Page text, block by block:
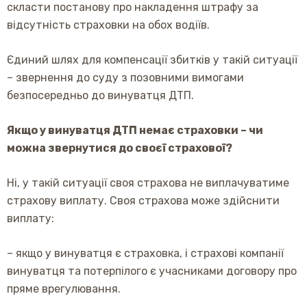
скласти постанову про накладення штрафу за
відсутність страховки на обох водіїв.
Єдиний шлях для компенсації збитків у такій ситуації
– звернення до суду з позовними вимогами
безпосередньо до винуватця ДТП.
Якщо у винуватця ДТП немає страховки – чи
можна звернутися до своєї страхової?
Ні, у такій ситуації своя страхова не виплачуватиме
страхову виплату. Своя страхова може здійснити
виплату:
– якщо у винуватця є страховка, і страхові компанії
винуватця та потерпілого є учасниками договору про
пряме врегулювання.